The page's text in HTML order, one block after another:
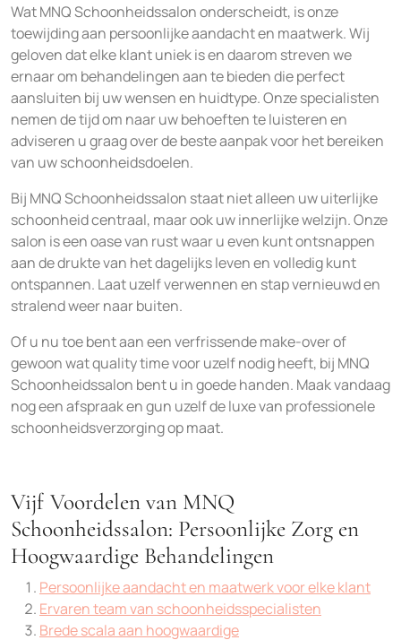
Wat MNQ Schoonheidssalon onderscheidt, is onze
toewijding aan persoonlijke aandacht en maatwerk. Wij
geloven dat elke klant uniek is en daarom streven we
ernaar om behandelingen aan te bieden die perfect
aansluiten bij uw wensen en huidtype. Onze specialisten
nemen de tijd om naar uw behoeften te luisteren en
adviseren u graag over de beste aanpak voor het bereiken
van uw schoonheidsdoelen.
Bij MNQ Schoonheidssalon staat niet alleen uw uiterlijke
schoonheid centraal, maar ook uw innerlijke welzijn. Onze
salon is een oase van rust waar u even kunt ontsnappen
aan de drukte van het dagelijks leven en volledig kunt
ontspannen. Laat uzelf verwennen en stap vernieuwd en
stralend weer naar buiten.
Of u nu toe bent aan een verfrissende make-over of
gewoon wat quality time voor uzelf nodig heeft, bij MNQ
Schoonheidssalon bent u in goede handen. Maak vandaag
nog een afspraak en gun uzelf de luxe van professionele
schoonheidsverzorging op maat.
Vijf Voordelen van MNQ
Schoonheidssalon: Persoonlijke Zorg en
Hoogwaardige Behandelingen
Persoonlijke aandacht en maatwerk voor elke klant
Ervaren team van schoonheidsspecialisten
Brede scala aan hoogwaardige